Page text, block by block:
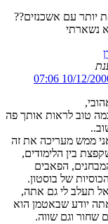
יותר עם אשכנזים??
נשארתי
10/12/2000
טוב לראות אותך פה
ממש מעריכה את זה
בין הלימודים,
הפאבים
של בוסטון.
תעלב לי גם אתה,
יודע שבאטמן הוא
שחור וגם שווה.